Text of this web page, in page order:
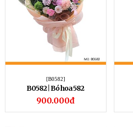
[B0582]
B0582 | Bó hoa 582
900.000đ